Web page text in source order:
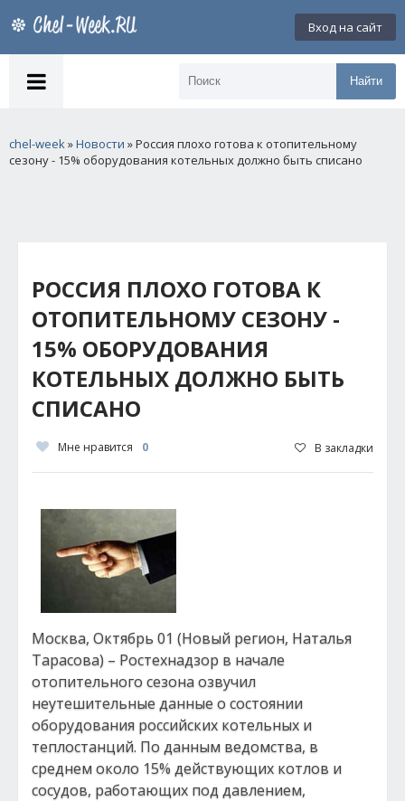
Вход на сайт
Найти
chel-week»Новости » Россия плохо готова к отопительному
сезону - 15% оборудования котельных должно быть списано
РОССИЯ ПЛОХО ГОТОВА К
ОТОПИТЕЛЬНОМУ СЕЗОНУ -
15% ОБОРУДОВАНИЯ
КОТЕЛЬНЫХ ДОЛЖНО БЫТЬ
СПИСАНО
Мне нравится 0 В закладки
Москва, Октябрь 01 (Новый регион, Наталья
Тарасова) – Ростехнадзор в начале
отопительного сезона озвучил
неутешительные данные о состоянии
оборудования российских котельных и
теплостанций. По данным ведомства, в
среднем около 15% действующих котлов и
сосудов, работающих под давлением,